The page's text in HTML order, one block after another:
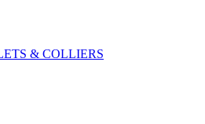
& COLLIERS